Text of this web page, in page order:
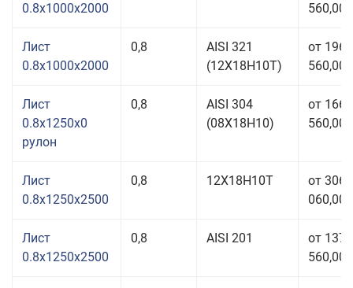
0.8x1000x2000
560,00
Лист
0.8x1000x2000
0,8
AISI 321
(12Х18Н10Т)
от 196
560,00
Лист
0.8x1250x0
рулон
0,8
AISI 304
(08Х18Н10)
от 166
560,00
Лист
0.8x1250x2500
0,8 12Х18Н10Т
от 306
060,00
Лист
0.8x1250x2500
0,8 AISI 201
от 137
560,00